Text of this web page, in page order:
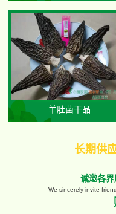
羊肚菌干品
长期供
诚邀各
We sincerely invite